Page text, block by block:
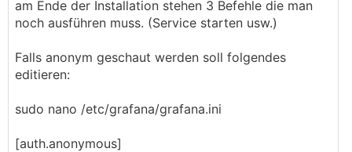
am Ende der Installation stehen 3 Befehle die man
noch ausführen muss. (Service starten usw.)
Falls anonym geschaut werden soll folgendes
editieren:
sudo nano /etc/grafana/grafana.ini
[auth.anonymous]